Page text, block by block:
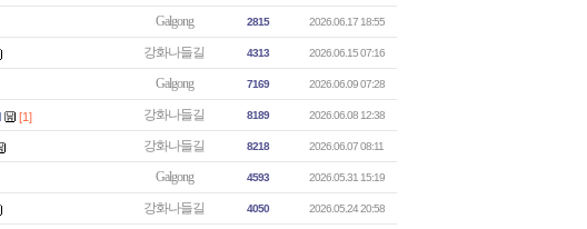
Galgong 2815 2026.06.17 18:55
강화나들길 4313 2026.06.15 07:16
Galgong 7169 2026.06.09 07:28
[1] 강화나들길 8189 2026.06.08 12:38
강화나들길 8218 2026.06.07 08:11
Galgong 4593 2026.05.31 15:19
강화나들길 4050 2026.05.24 20:58